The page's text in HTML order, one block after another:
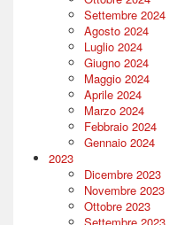
Settembre 2024
Agosto 2024
Luglio 2024
Giugno 2024
Maggio 2024
Aprile 2024
Marzo 2024
Febbraio 2024
Gennaio 2024
2023
Dicembre 2023
Novembre 2023
Ottobre 2023